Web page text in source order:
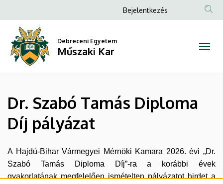
Szabó
Tamás
Diploma
pályázat
Műszaki
Kar
a
tartalomra
Anonim
Bejelentkezés
Debreceni Egyetem
Műszaki Kar
Dr. Szabó Tamás Diploma
Díj pályázat
A Hajdú-Bihar Vármegyei Mérnöki Kamara 2026. évi „Dr.
Szabó Tamás Diploma Díj”-ra a korábbi évek
gyakorlatának megfelelően ismételten pályázatot hirdet a